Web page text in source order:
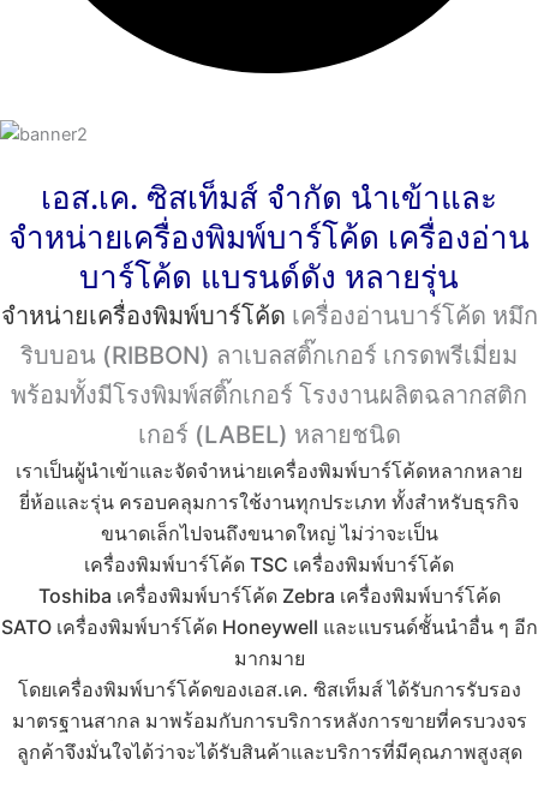
เอส.เค. ซิสเท็มส์ จำกัด นำเข้าและ
จำหน่ายเครื่องพิมพ์บาร์โค้ด เครื่องอ่าน
บาร์โค้ด แบรนด์ดัง หลายรุ่น
จำหน่ายเครื่องพิมพ์บาร์โค้ด เครื่องอ่านบาร์โค้ด หมึก
ริบบอน (RIBBON) ลาเบลสติ๊กเกอร์ เกรดพรีเมี่ยม
พร้อมทั้งมีโรงพิมพ์สติ๊กเกอร์ โรงงานผลิตฉลากสติก
เกอร์ (LABEL) หลายชนิด
เราเป็นผู้นำเข้าและจัดจำหน่ายเครื่องพิมพ์บาร์โค้ดหลากหลาย
ยี่ห้อและรุ่น ครอบคลุมการใช้งานทุกประเภท ทั้งสำหรับธุรกิจ
ขนาดเล็กไปจนถึงขนาดใหญ่ ไม่ว่าจะเป็น
เครื่องพิมพ์บาร์โค้ด TSC เครื่องพิมพ์บาร์โค้ด
Toshiba เครื่องพิมพ์บาร์โค้ด Zebra เครื่องพิมพ์บาร์โค้ด
SATO เครื่องพิมพ์บาร์โค้ด Honeywell และแบรนด์ชั้นนำอื่น ๆ อีก
มากมาย
โดยเครื่องพิมพ์บาร์โค้ดของเอส.เค. ซิสเท็มส์ ได้รับการรับรอง
มาตรฐานสากล มาพร้อมกับการบริการหลังการขายที่ครบวงจร
ลูกค้าจึงมั่นใจได้ว่าจะได้รับสินค้าและบริการที่มีคุณภาพสูงสุด